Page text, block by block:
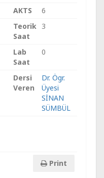
AKTS
6
Teorik
Saat
3
Lab
Saat
0
Dersi
Veren
Dr. Ögr.
Üyesi
SİNAN
SÜMBÜL
Print